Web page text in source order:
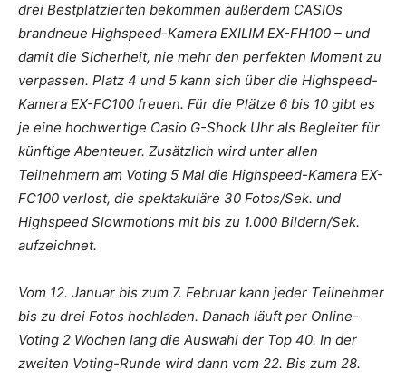
drei Bestplatzierten bekommen außerdem CASIOs
brandneue Highspeed-Kamera EXILIM EX-FH100 – und
damit die Sicherheit, nie mehr den perfekten Moment zu
verpassen. Platz 4 und 5 kann sich über die Highspeed-
Kamera EX-FC100 freuen. Für die Plätze 6 bis 10 gibt es
je eine hochwertige Casio G-Shock Uhr als Begleiter für
künftige Abenteuer. Zusätzlich wird unter allen
Teilnehmern am Voting 5 Mal die Highspeed-Kamera EX-
FC100 verlost, die spektakuläre 30 Fotos/Sek. und
Highspeed Slowmotions mit bis zu 1.000 Bildern/Sek.
aufzeichnet.
Vom 12. Januar bis zum 7. Februar kann jeder Teilnehmer
bis zu drei Fotos hochladen. Danach läuft per Online-
Voting 2 Wochen lang die Auswahl der Top 40. In der
zweiten Voting-Runde wird dann vom 22. Bis zum 28.